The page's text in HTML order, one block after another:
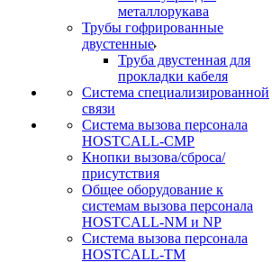
металлорукава
Трубы гофрированные
двустенные
Труба двустенная для
прокладки кабеля
Система специализированной
связи
Cистема вызова персонала
HOSTCALL-CMP
Кнопки вызова/сброса/
присутствия
Общее оборудование к
системам вызова персонала
HOSTCALL-NM и NP
Система вызова персонала
HOSTCALL-TM